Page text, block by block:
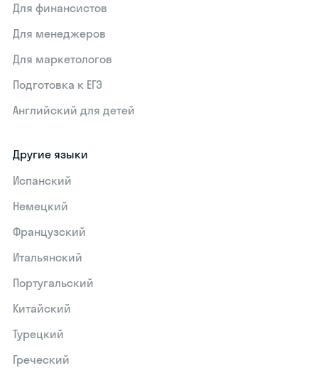
Для финансистов
Для менеджеров
Для маркетологов
Подготовка к ЕГЭ
Английский для детей
Другие языки
Испанский
Немецкий
Французский
Итальянский
Португальский
Китайский
Турецкий
Греческий